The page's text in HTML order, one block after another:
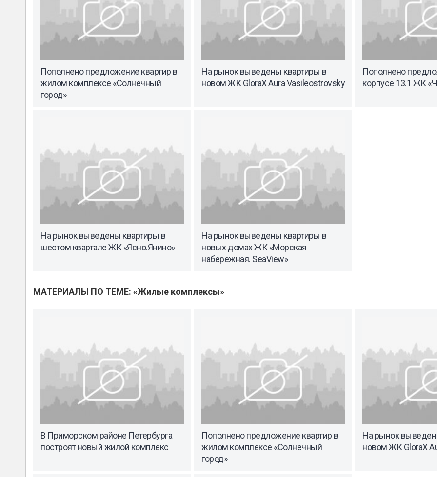
Пополнено предложение квартир в
жилом комплексе «Солнечный
город»
На рынок выведены квартиры в
новом ЖК GloraX Aura Vasileostrovsky
Пополнено
корпусе 13.1 ЖК
На рынок выведены квартиры в
шестом квартале ЖК «Ясно.Янино»
На рынок выведены квартиры в
новых домах ЖК «Морская
набережная. SeaView»
МАТЕРИАЛЫ ПО ТЕМЕ: «Жилые комплексы»
В Приморском районе Петербурга
построят новый жилой комплекс
Пополнено предложение квартир в
жилом комплексе «Солнечный
город»
На рынок
новом ЖК GloraX